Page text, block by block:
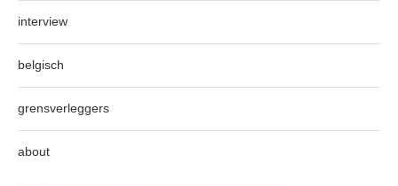
interview
belgisch
grensverleggers
about